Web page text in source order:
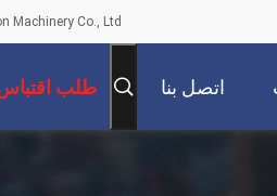
Machinery Co., Ltd.
اتصل بنا طلب